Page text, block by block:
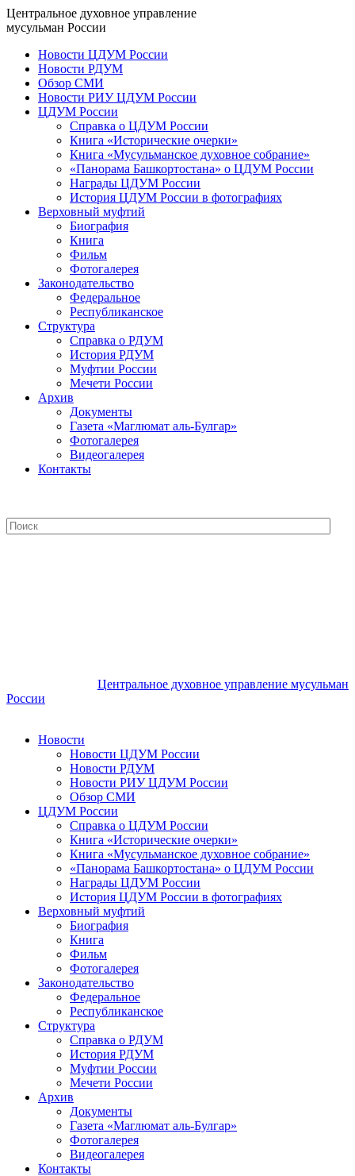
Центральное духовное управление
мусульман России
Новости ЦДУМ России
Новости РДУМ
Обзор СМИ
Новости РИУ ЦДУМ России
ЦДУМ России
Справка о ЦДУМ России
Книга «Исторические очерки»
Книга «Мусульманское духовное собрание»
«Панорама Башкортостана» о ЦДУМ России
Награды ЦДУМ России
История ЦДУМ России в фотографиях
Верховный муфтий
Биография
Книга
Фильм
Фотогалерея
Законодательство
Федеральное
Республиканское
Структура
Справка о РДУМ
История РДУМ
Муфтии России
Мечети России
Архив
Документы
Газета «Маглюмат аль-Булгар»
Фотогалерея
Видеогалерея
Контакты
Центральное духовное управление мусульман
России
Новости
Новости ЦДУМ России
Новости РДУМ
Новости РИУ ЦДУМ России
Обзор СМИ
ЦДУМ России
Справка о ЦДУМ России
Книга «Исторические очерки»
Книга «Мусульманское духовное собрание»
«Панорама Башкортостана» о ЦДУМ России
Награды ЦДУМ России
История ЦДУМ России в фотографиях
Верховный муфтий
Биография
Книга
Фильм
Фотогалерея
Законодательство
Федеральное
Республиканское
Структура
Справка о РДУМ
История РДУМ
Муфтии России
Мечети России
Архив
Документы
Газета «Маглюмат аль-Булгар»
Фотогалерея
Видеогалерея
Контакты